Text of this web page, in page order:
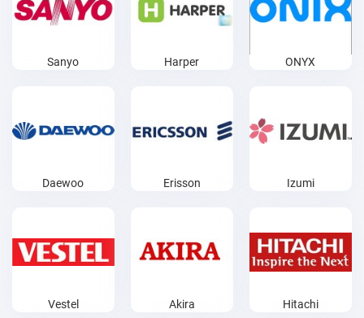
Sanyo Harper ONYX
Daewoo Erisson Izumi
Vestel Akira Hitachi